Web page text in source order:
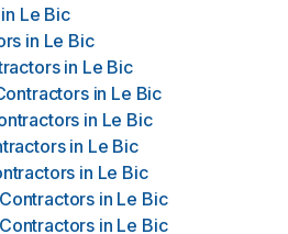
in Le Bic
in Le Bic
in Le Bic
in Le Bic
in Le Bic
in Le Bic
in Le Bic
in Le Bic
in Le Bic